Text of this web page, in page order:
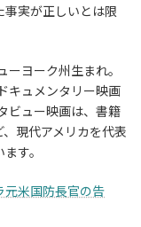
事実が正しいとは限
ヨーク州生まれ。
キュメンタリー映画
ビュー映画は、書籍
、現代アメリカを代表
す。
米国防長官の告